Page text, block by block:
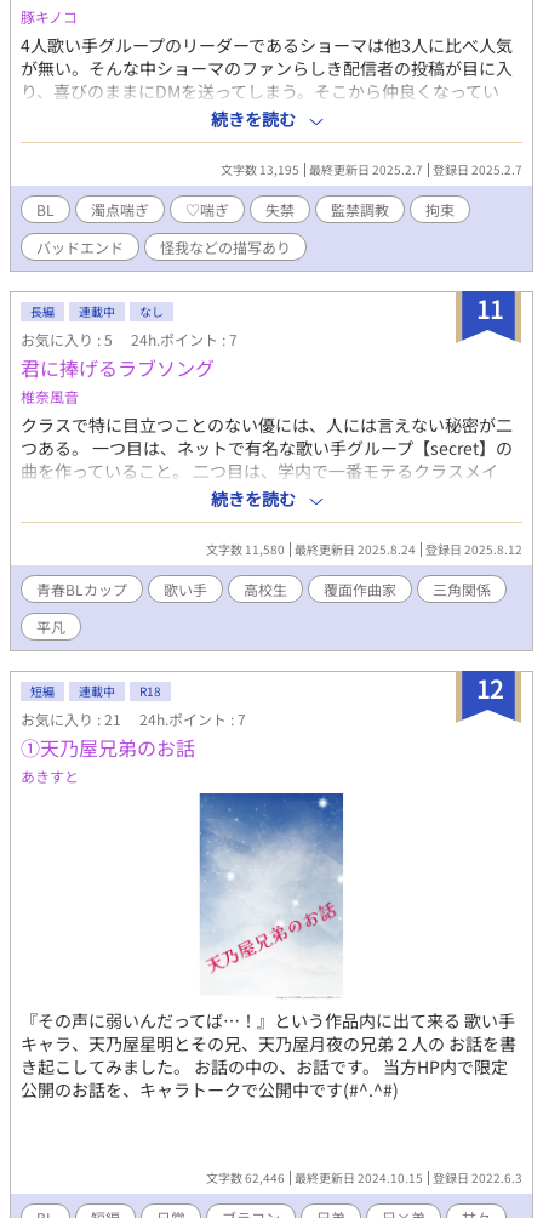
豚キノコ
4人歌い手グループのリーダーであるショーマは他3人に比べ人気
が無い。そんな中ショーマのファンらしき配信者の投稿が目に入
り、喜びのままにDMを送ってしまう。そこから仲良くなってい
き、とうとうオフで会うことになる。 本編・キャラ詳細+短いお
まけ 【注意】 ・バッドエンドです ・歌い手、Vライバー等の中の
人に関する描写があります ・この物語はフィクションであり、実
在の人物・団体とは一切関係ありません ・受けが終始可哀想な目
に合う上に救いがありません ・軽傷・受けに少しだけ傷がつく表
現があります ・♡・濁点喘ぎ過多。喘ぎませんが攻めのセリフに
も♡がついています ・展開が非常に早い上に現実的では無いため
苦手な方は閲覧をおすすめできません
続きを読む
文字数 13,195 最終更新日 2025.2.7 登録日 2025.2.7
BL 濁点喘ぎ ♡喘ぎ 失禁 監禁調教
拘束
バッドエンド
怪我などの描写あり
11
長編 連載中 なし
お気に入り : 5 24h.ポイント : 7
君に捧げるラブソング
椎奈風音
クラスで特に目立つことのない優には、人には言えない秘密が二
つある。 一つ目は、ネットで有名な歌い手グループ【secret】の
曲を作っていること。 二つ目は、学内で一番モテるクラスメイ
ト、柊夏樹に恋していること。 告白する気は始めからない。た
だ、見ているだけでいい。 優は叶わない恋を曲にすることで、自
分の気持ちを昇華していた。 そんな中、夏樹が【secret】の熱烈
な古参ファンだとわかりーー？
続きを読む
文字数 11,580 最終更新日 2025.8.24 登録日 2025.8.12
青春BLカップ​ 歌い手 高校生 覆面作曲家
三角関係
平凡
12
短編 連載中 R18
お気に入り : 21 24h.ポイント : 7
①天乃屋兄弟のお話
あきすと
『その声に弱いんだってば…！』という作品内に出て来る 歌い手
キャラ、天乃屋星明とその兄、天乃屋月夜の兄弟２人の お話を書
き起こしてみました。 お話の中の、お話です。 当方HP内で限定
公開のお話を、キャラトークで公開中です(#^.^#)
文字数 62,446 最終更新日 2024.10.15 登録日 2022.6.3